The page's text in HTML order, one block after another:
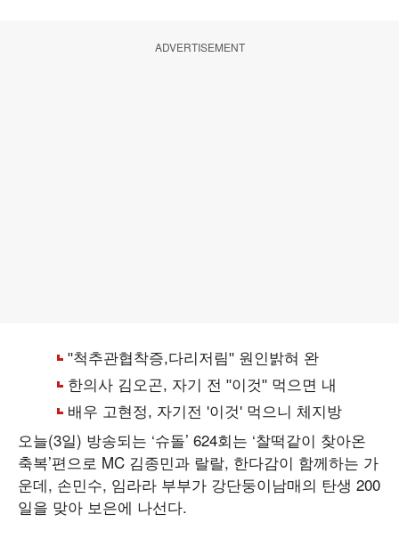
ADVERTISEMENT
오늘(3일) 방송되는 ‘슈돌’ 624회는 ‘찰떡같이 찾아온
축복’편으로 MC 김종민과 랄랄, 한다감이 함께하는 가
운데, 손민수, 임라라 부부가 강단둥이남매의 탄생 200
일을 맞아 보은에 나선다.